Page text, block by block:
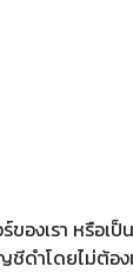
องเรา หรื
ดำโดยไม่ต้อง